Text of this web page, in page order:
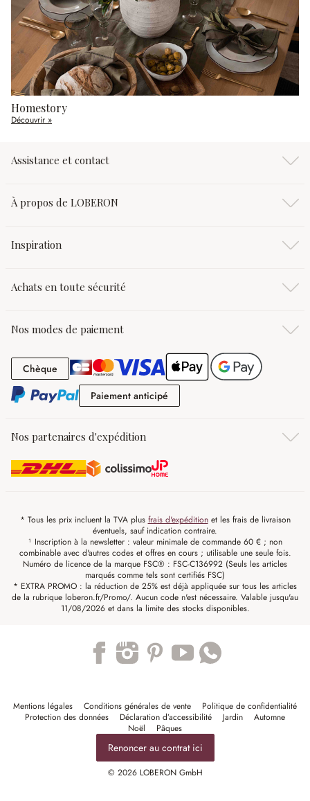
Homestory
Découvrir »
Assistance et contact
À propos de LOBERON
Inspiration
Achats en toute sécurité
Nos modes de paiement
Chèque Chèque
Paiement anticipé
Nos partenaires d'expédition
* Tous les prix incluent la TVA plus frais d'expéditionet les frais de livraison
éventuels, sauf indication contraire.
¹ Inscription à la newsletter : valeur minimale de commande 60 € ; non
combinable avec d'autres codes et offres en cours ; utilisable une seule fois.
Numéro de licence de la marque FSC® : FSC-C136992 (Seuls les articles
marqués comme tels sont certifiés FSC)
* EXTRA PROMO : la réduction de 25% est déjà appliquée sur tous les articles
de la rubrique loberon.fr/Promo/. Aucun code n'est nécessaire. Valable jusqu'au
11/08/2026 et dans la limite des stocks disponibles.
Mentions légales Conditions générales de vente
Politique de confidentialité
Protection des données
Déclaration d’accessibilité Jardin
Automne
Noël
Pâques
Renoncer au contrat ici
© 2026 LOBERON GmbH